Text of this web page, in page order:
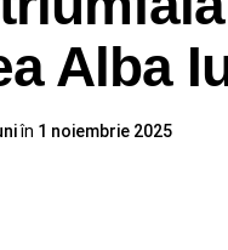
Alba
în 1 noiembrie 2025